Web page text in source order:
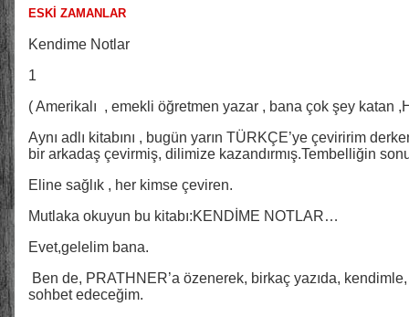
ESKİ ZAMANLAR
Kendime Notlar
1
( Amerikalı , emekli öğretmen yazar , bana çok şey katan
Aynı adlı kitabını , bugün yarın TÜRKÇE’ye çeviririm
bir arkadaş çevirmiş, dilimize kazandırmış.Tembelliğin
Eline sağlık , her kimse çeviren.
Mutlaka okuyun bu kitabı:KENDİME NOTLAR…
Evet,gelelim bana.
Ben de, PRATHNER’a özenerek, birkaç yazıda,
sohbet edeceğim.